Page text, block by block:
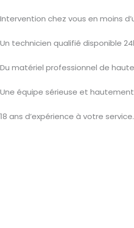
Intervention chez vous en moins
Un technicien qualifié disponible
Du matériel professionnel de
Une équipe sérieuse et
18 ans d’expérience à votre service.